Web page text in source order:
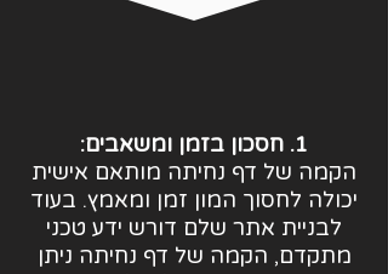
1. חסכון בזמן ומשאבים:
הקמה של דף נחיתה מותאם אישית
יכולה לחסוך המון זמן ומאמץ. בעוד
לבניית אתר שלם דורש ידע טכני
מתקדם, הקמה של דף נחיתה ניתן